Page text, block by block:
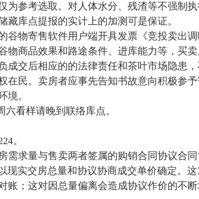
为参考选取。对人体水分、残渣等不强制
库点提报的实计上的加测可是保证。
谷物寄售软件用户端开具发票《竞投卖出
物商品效果和路途条件、进库能力等，买
成交后相应的的法律责任和茶叶市场隐患
在民。卖房者应事先告知书故意向积极参
境。
六看样请晚到联络库点。
。
需求量与售卖两者签属的购销合同协议合
现实交房总量和协议协商成交单价确定。
账；这对因总量偏离会造成协议作价的不